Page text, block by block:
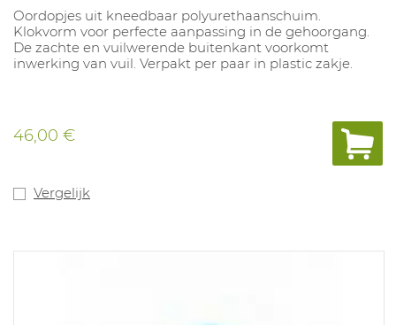
Oordopjes uit kneedbaar polyurethaanschuim.
Klokvorm voor perfecte aanpassing in de gehoorgang.
De zachte en vuilwerende buitenkant voorkomt
inwerking van vuil. Verpakt per paar in plastic zakje.
46,00 €
Vergelijk